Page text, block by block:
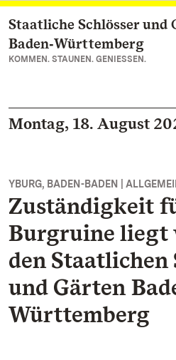
Zum Hauptinhalt springen
Staatliche Schlösser und
Baden‑Württemberg
KOMMEN. STAUNEN. GENIESSEN.
Montag, 18. August
YBURG, BADEN-BADEN |
Zuständigkeit
Burgruine liegt
den Staatlichen
und Gärten
Württemberg